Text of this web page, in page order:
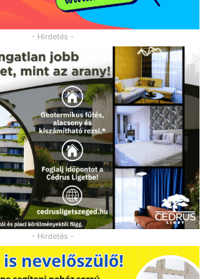
- Hirdetés -
- Hirdetés -